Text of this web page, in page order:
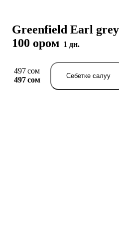
Greenfield Earl
100 ором 1 дн.
497 сом
497 сом
Себетке салуу